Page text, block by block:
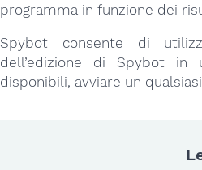
programma in funzione dei
Spybot consente di
dell’edizione di Spybot in
disponibili, avviare un